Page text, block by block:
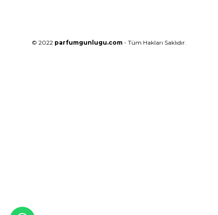
© 2022 parfumgunlugu.com - Tüm Hakları Saklıdır.